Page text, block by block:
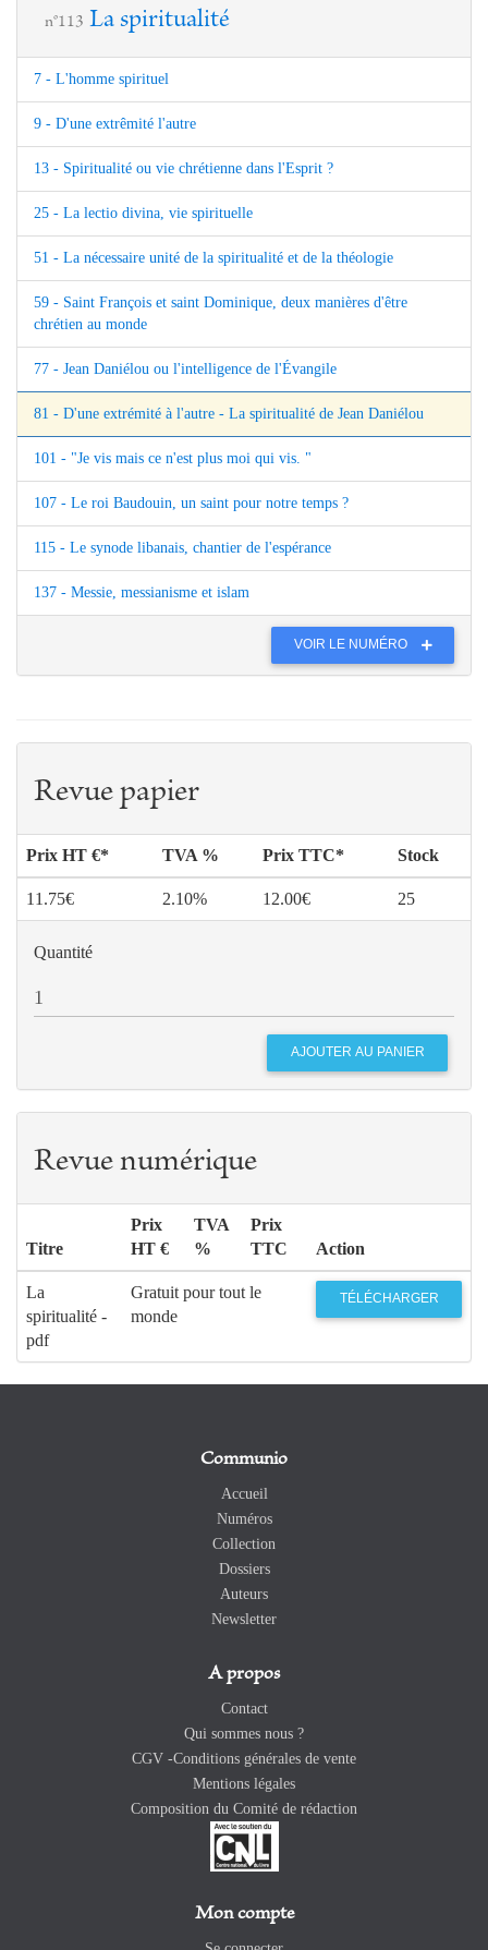
n°113 La spiritualité
7 - L'homme spirituel
9 - D'une extrêmité l'autre
13 - Spiritualité ou vie chrétienne dans l'Esprit ?
25 - La lectio divina, vie spirituelle
51 - La nécessaire unité de la spiritualité et de la théologie
59 - Saint François et saint Dominique, deux manières d'être
chrétien au monde
77 - Jean Daniélou ou l'intelligence de l'Évangile
81 - D'une extrémité à l'autre - La spiritualité de Jean Daniélou
101 - "Je vis mais ce n'est plus moi qui vis. "
107 - Le roi Baudouin, un saint pour notre temps ?
115 - Le synode libanais, chantier de l'espérance
137 - Messie, messianisme et islam
VOIR LE NUMÉRO
Revue papier
Prix HT €* TVA % Prix TTC* Stock
11.75€ 2.10% 12.00€ 25
Quantité
Revue numérique
Titre
Prix
HT €
TVA
%
Prix
TTC
Action
La
spiritualité -
pdf
Gratuit pour tout le
monde
TÉLÉCHARGER
Communio
Accueil
Numéros
Collection
Dossiers
Auteurs
Newsletter
A propos
Contact
Qui sommes nous ?
CGV -Conditions générales de vente
Mentions légales
Composition du Comité de rédaction
Mon compte